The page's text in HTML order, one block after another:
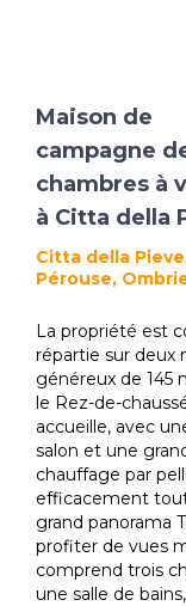
Maison de
campagne
chambres à
à Citta della
Citta della
Pérouse,
La propriété est
répartie sur deux
généreux de 145
le Rez-de-
accueille, avec
salon et une
chauffage par
efficacement
grand panorama
profiter de vues
comprend trois
une salle de